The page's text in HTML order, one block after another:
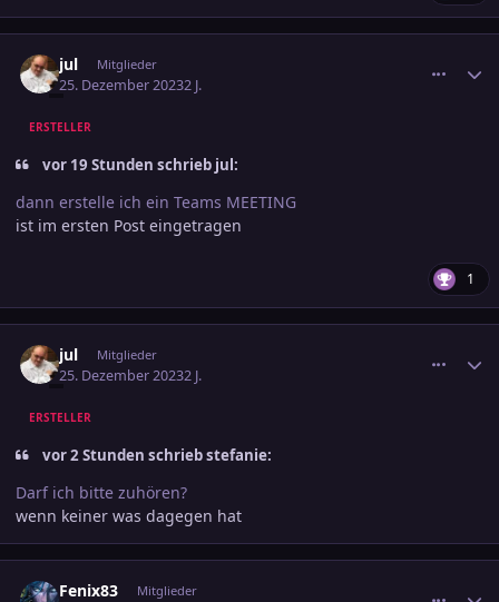
jul Mitglieder
25. Dezember 20232 J.
ERSTELLER
vor 19 Stunden schrieb jul:
dann erstelle ich ein Teams MEETING
ist im ersten Post eingetragen
1
jul Mitglieder
25. Dezember 20232 J.
ERSTELLER
vor 2 Stunden schrieb stefanie:
Darf ich bitte zuhören?
wenn keiner was dagegen hat
Fenix83 Mitglieder